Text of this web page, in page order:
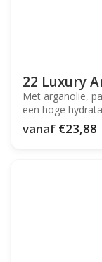
22 Luxury
Met arganolie,
een hoge
vanaf €23,88